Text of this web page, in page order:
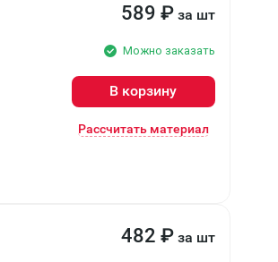
589 ₽ за шт
Можно заказать
В корзину
Рассчитать материал
482 ₽ за шт